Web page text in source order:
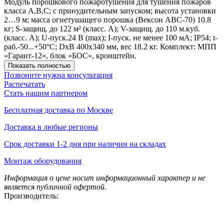
класса А,В,С; с принудительным запуском; высота установки
2…9 м; масса огнетушащего порошка (Вексон АВС-70) 10.8
кг; S-защищ. до 122 м² (класс. А); V-защищ. до 110 м.куб.
(класс. А); U-пуск.24 В (max); I-пуск. не менее 100 мА; IP54; t-
раб.-50...+50°C; DхВ 400х340 мм, вес 18.2 кг. Комплект: МПП
«Гарант-12», блок «БОС», кронштейн.
Показать полностью
Позвоните нужна консультация
Распечатать
Стать нашим партнером
Бесплатная доставка по Москве
Доставка в любые регионы
Срок доставки 1-2 дня при наличии на складах
Монтаж оборудования
Информация о цене носит информационный характер и не
является публичной офертой.
Производитель: